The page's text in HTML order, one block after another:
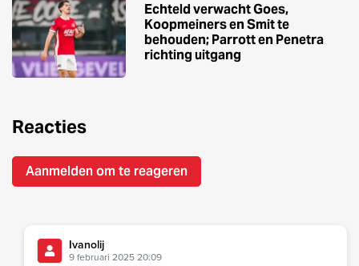
Echteld verwacht Goes,
Koopmeiners en Smit te
behouden; Parrott en Penetra
richting uitgang
Reacties
Aanmelden om te reageren
Ivanolij
9 februari 2025 20:09